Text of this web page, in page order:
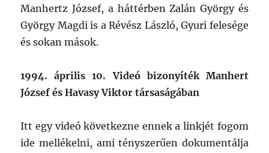
Manhertz József, a háttérben Zalán György és
György Magdi is a Révész László, Gyuri felesége
és sokan mások.
1994. április 10. Videó bizonyíték Manhert
József és Havasy Viktor társaságában
Itt egy videó következne ennek a linkjét fogom
ide mellékelni, ami tényszerűen dokumentálja